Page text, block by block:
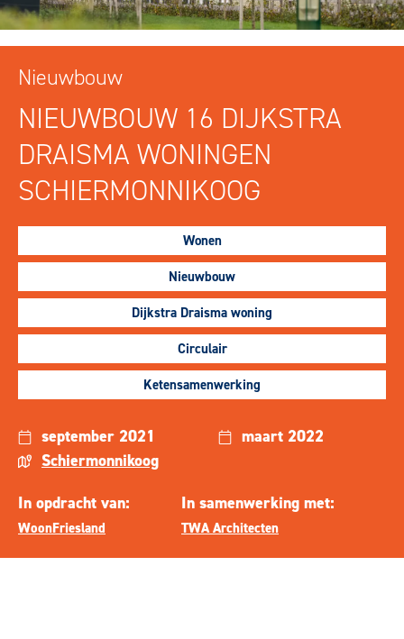
Nieuwbouw
NIEUWBOUW 16 DIJKSTRA
DRAISMA WONINGEN
SCHIERMONNIKOOG
Wonen
Nieuwbouw
Dijkstra Draisma woning
Circulair
Ketensamenwerking
september 2021
maart 2022
Schiermonnikoog
In opdracht van:
WoonFriesland
In samenwerking met:
TWA Architecten